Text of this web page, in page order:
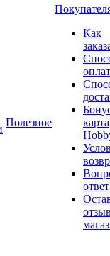
Полезное
Как
карта
ответ